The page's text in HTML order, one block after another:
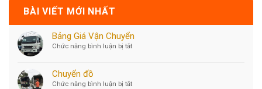
BÀI VIẾT MỚI NHẤT
Bảng Giá Vận Chuyển
Chức năng bình luận bị tắt
Chuyển đồ
Chức năng bình luận bị tắt